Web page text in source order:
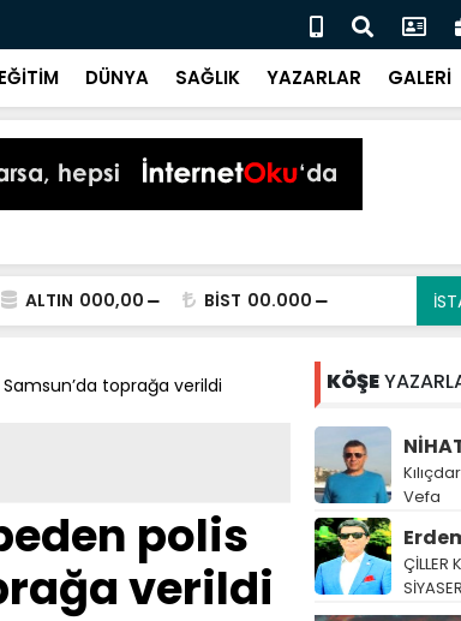
Başkan Kurnaz:
EĞİTİM DÜNYA SAĞLIK YAZARLAR GALERİ
ALTIN 000,00 BİST 00.000
toprağa verildi
polis
verildi
KÖŞE
Vefa
ÇİLLER